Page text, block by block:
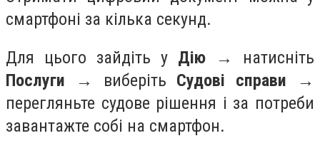
смартфоні за кілька секунд.
Для цього зайдіть у Дію → натисніть
Послуги → виберіть Судові справи →
перегляньте судове рішення і за потреби
завантажте собі на смартфон.